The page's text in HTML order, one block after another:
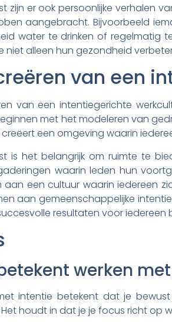
zijn er ook persoonlijke verhalen
aangebracht. Bijvoorbeeld
water te drinken of regelmatig
niet alleen hun gezondheid
van een
van een intentiegerichte
met het modeleren van
creëert een omgeving waarin
is het belangrijk om ruimte te
waarin leden hun
aan een cultuur waarin iedereen
aan gemeenschappelijke
resultaten voor iedereen
werken
intentie betekent dat je
houdt in dat je je focus richt op